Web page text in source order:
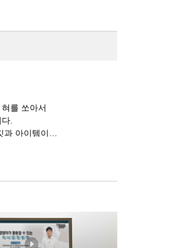
를 쏘아서
.
과 아이템이